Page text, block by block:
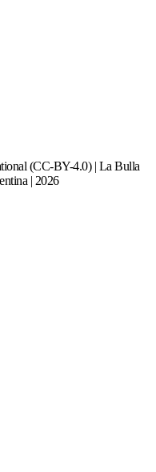
(CC-BY-4.0) | La Bulla
| 2026